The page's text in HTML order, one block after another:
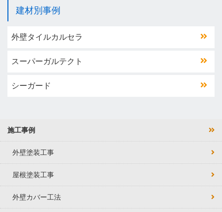
建材別事例
外壁タイルカルセラ
スーパーガルテクト
シーガード
施工事例
外壁塗装工事
屋根塗装工事
外壁カバー工法